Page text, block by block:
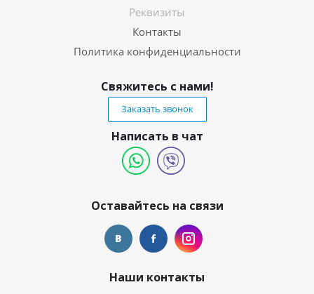
Реквизиты
Контакты
Политика конфиденциальности
Свяжитесь с нами!
Заказать звонок
Написать в чат
Оставайтесь на связи
Наши контакты